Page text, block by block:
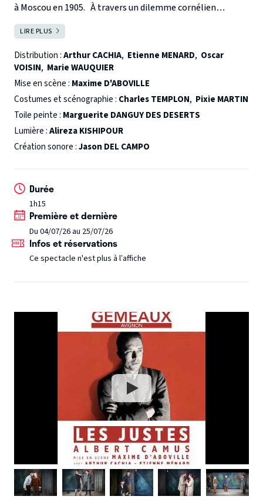
à Moscou en 1905. À travers un dilemme cornélien
(sacrifier ou non des enfants) qui tourmente et déchire les
protagonistes, Albert Camus nous confronte à la question
de la violence au nom de causes supérieures de justice et
d’humanité. La pièce est fondée sur des faits historiques :
le 17 février 1905, un groupe de jeunes terroristes,
appartenant au Parti Socialiste Révolutionnaire, commet
un attentat contre le Grand-Duc Serge qui gouverne
Moscou depuis 11 ans. Kaliayev, dit "le poète", tiraillé
entre sa soif de justice et son respect de la vie, est chargé
du groupe un séisme existentiel…
théâtre d’Albert Camus.
LIRE PLUS
Distribution :Arthur CACHIA, Etienne MENARD, Oscar
VOISIN, Marie WAUQUIER
Mise en scène : Maxime D'ABOVILLE
Costumes et scénographie : Charles TEMPLON, Pixie MARTIN
Toile peinte : Marguerite DANGUY DES DESERTS
Lumière :Alireza KISHIPOUR
Création sonore :Jason DEL CAMPO
Durée
1h15
Première et dernière
Du 04/07/26 au 25/07/26
Infos et réservations
Ce spectacle n'est plus à l’affiche